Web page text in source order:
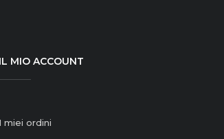
IL MIO ACCOUNT
I miei ordini